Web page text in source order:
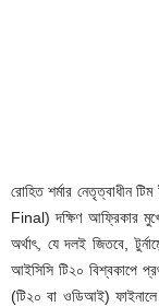
রোহিত শর্মার নেতৃত্বাধীন
Final) দক্ষিণ আফ্রিকার
অর্থাৎ, যে দলই জিতবে,
আইসিসি টি২০ বিশ্বকাপে
(টি২০ বা ওডিআই)